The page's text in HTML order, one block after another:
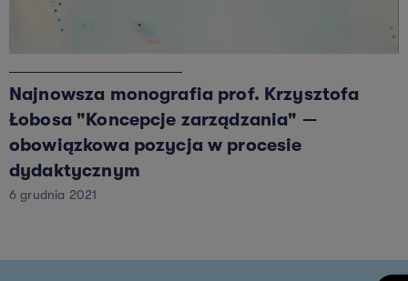
Najnowsza monografia prof. Krzysztofa
Łobosa "Koncepcje zarządzania" —
obowiązkowa pozycja w procesie
dydaktycznym
6 grudnia 2021